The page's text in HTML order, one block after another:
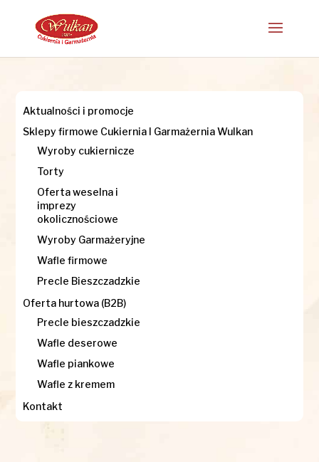
Aktualności i promocje
Sklepy firmowe Cukiernia I Garmażernia Wulkan
Wyroby cukiernicze
Torty
Oferta weselna i
imprezy
okolicznościowe
Wyroby Garmażeryjne
Wafle firmowe
Precle Bieszczadzkie
Oferta hurtowa (B2B)
Precle bieszczadzkie
Wafle deserowe
Wafle piankowe
Wafle z kremem
Kontakt